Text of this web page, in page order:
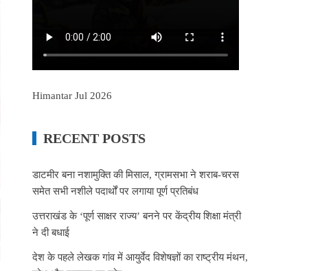
Himantar Jul 2026
RECENT POSTS
डाटमीर बना नशामुक्ति की मिसाल, ग्रामसभा ने शराब-चरस
समेत सभी नशीले पदार्थों पर लगाया पूर्ण प्रतिबंध
उत्तराखंड के ‘पूर्ण साक्षर राज्य’ बनने पर केंद्रीय शिक्षा मंत्री
ने दी बधाई
देश के पहले लेखक गांव में आयुर्वेद विशेषज्ञों का राष्ट्रीय मंथन,